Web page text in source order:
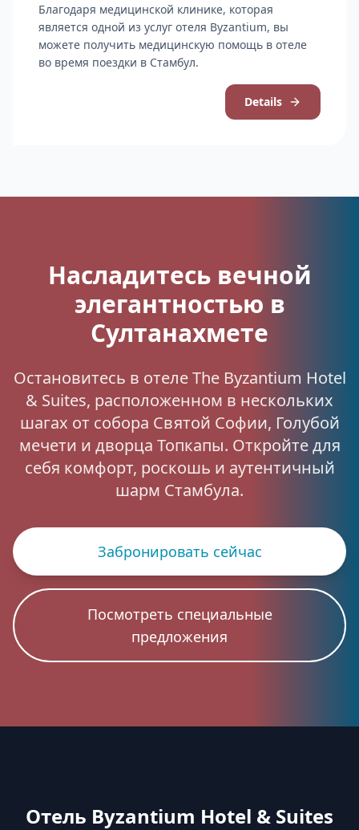
Благодаря медицинской клинике, которая
является одной из услуг отеля Byzantium, вы
можете получить медицинскую помощь в отеле
во время поездки в Стамбул.
Details
Насладитесь вечной
элегантностью в
Султанахмете
Остановитесь в отеле The Byzantium Hotel
& Suites, расположенном в нескольких
шагах от собора Святой Софии, Голубой
мечети и дворца Топкапы. Откройте для
себя комфорт, роскошь и аутентичный
шарм Стамбула.
Забронировать сейчас
Посмотреть специальные
предложения
Отель Byzantium Hotel & Suites